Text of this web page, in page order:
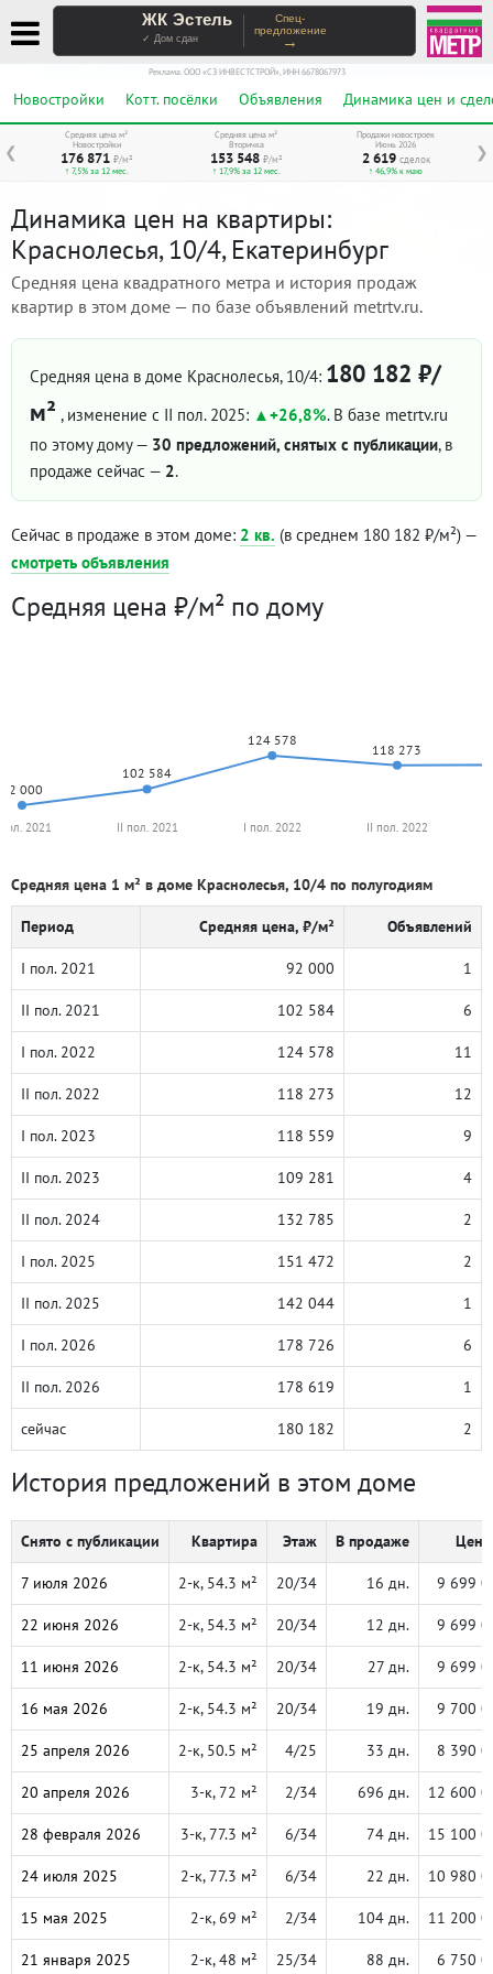
ЖК Эстель
✓ Дом сдан
Спец-
предложение
→
Реклама. ООО «СЗ ИНВЕСТСТРОЙ», ИНН 6678067973
Новостройки Котт. посёлки Объявления Динамика цен и
❮ ❯
Средняя цена м²
Новостройки
176 871 ₽/м²
↑ 7,5% за 12 мес.
Средняя цена м²
Вторичка
153 548 ₽/м²
↑ 17,9% за 12 мес.
Продажи новостроек
Июнь 2026
2 619 сделок
↑ 46,9% к маю
Динамика цен на квартиры:
Краснолесья, 10/4, Екатеринбург
Средняя цена квадратного метра и история продаж
квартир в этом доме — по базе объявлений metrtv.ru.
Средняя цена в доме Краснолесья, 10/4: 180 182 ₽/
м² , изменение с II пол. 2025: +26,8%. В базе metrtv.ru
по этому дому — 30 предложений, снятых с публикации, в
продаже сейчас — 2.
Сейчас в продаже в этом доме: 2 кв. (в среднем 180 182 ₽/м²) —
смотреть объявления
Средняя цена ₽/м² по дому
92 000
102 584
124 578
118 273
2021 II пол. 2021 I пол. 2022 II пол. 2022
Средняя цена 1 м² в доме Краснолесья, 10/4 по полугодиям
Период Средняя цена, ₽/м² Объявлений
I пол. 2021 92 000 1
II пол. 2021 102 584 6
I пол. 2022 124 578 11
II пол. 2022 118 273 12
I пол. 2023 118 559 9
II пол. 2023 109 281 4
II пол. 2024 132 785 2
I пол. 2025 151 472 2
II пол. 2025 142 044 1
I пол. 2026 178 726 6
II пол. 2026 178 619 1
сейчас 180 182 2
История предложений в этом доме
Снято с публикации Квартира Этаж В продаже
7 июля 2026 2-к, 54.3 м² 20/34 16 дн. 9 699
22 июня 2026 2-к, 54.3 м² 20/34 12 дн. 9 699
11 июня 2026 2-к, 54.3 м² 20/34 27 дн. 9 699
16 мая 2026 2-к, 54.3 м² 20/34 19 дн. 9 700
25 апреля 2026 2-к, 50.5 м² 4/25 33 дн. 8 390
20 апреля 2026 3-к, 72 м² 2/34 696 дн. 12 600
28 февраля 2026 3-к, 77.3 м² 6/34 74 дн. 15 100
24 июля 2025 2-к, 77.3 м² 6/34 22 дн. 10 980
15 мая 2025 2-к, 69 м² 2/34 104 дн. 11 200
21 января 2025 2-к, 48 м² 25/34 88 дн. 6 750